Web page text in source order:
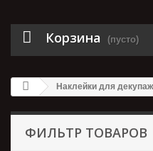
Корзина (пусто)
Наклейки для
ФИЛЬТР ТОВАРОВ